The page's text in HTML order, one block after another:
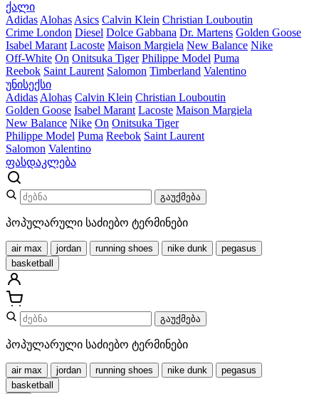
ქალი
Adidas Alohas Asics Calvin Klein Christian Louboutin
Crime London Diesel Dolce Gabbana Dr. Martens Golden Goose
Isabel Marant Lacoste Maison Margiela New Balance Nike
Off-White On Onitsuka Tiger Philippe Model Puma
Reebok Saint Laurent Salomon Timberland Valentino
უნისექსი
Adidas Alohas Calvin Klein Christian Louboutin
Golden Goose Isabel Marant Lacoste Maison Margiela
New Balance Nike On Onitsuka Tiger
Philippe Model Puma Reebok Saint Laurent
Salomon Valentino
ფასდაკლება
გაუქმება
პოპულარული საძიებო ტერმინები
air max jordan running shoes nike dunk
pegasus
basketball
გაუქმება
პოპულარული საძიებო ტერმინები
air max jordan running shoes nike dunk
pegasus
basketball